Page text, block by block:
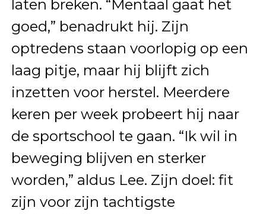
laten breken. “Mentaal gaat het
goed,” benadrukt hij. Zijn
optredens staan voorlopig op een
laag pitje, maar hij blijft zich
inzetten voor herstel. Meerdere
keren per week probeert hij naar
de sportschool te gaan. “Ik wil in
beweging blijven en sterker
worden,” aldus Lee. Zijn doel: fit
zijn voor zijn tachtigste